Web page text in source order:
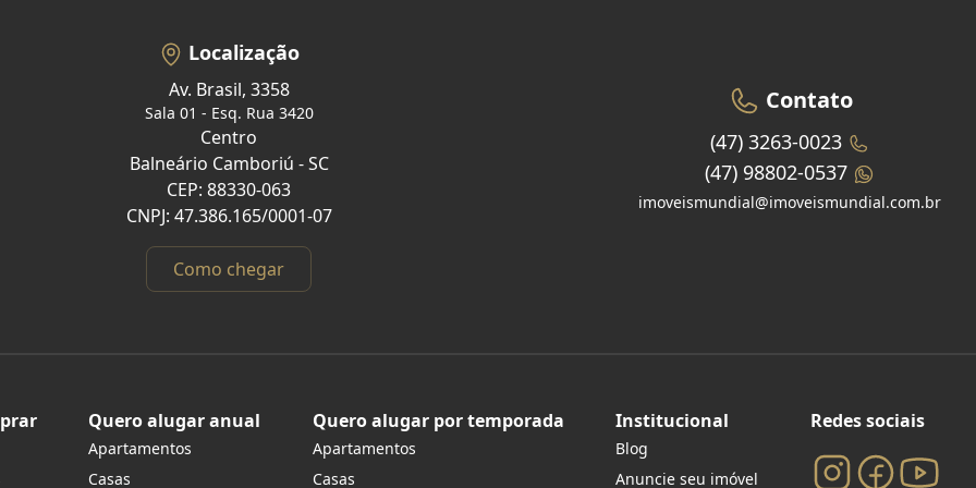
Localização
Av. Brasil, 3358
Sala 01 - Esq. Rua 3420
Centro
Balneário Camboriú - SC
CEP: 88330-063
CNPJ: 47.386.165/0001-07
Como chegar
Contato
(47) 3263-0023
(47) 98802-0537
imoveismundial@imoveismundial.com.br
Quero alugar anual
Apartamentos
Casas
Quero alugar por temporada
Apartamentos
Casas
Institucional
Blog
Anuncie seu imóvel
Redes sociais